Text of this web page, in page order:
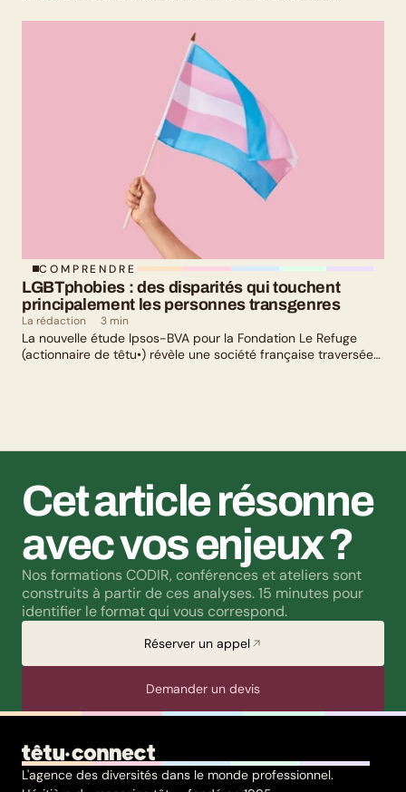
culturelle : il y en a pour tous les goûts !
COMPRENDRE
LGBTphobies : des disparités qui touchent
principalement les personnes transgenres
La rédaction 3 min
La nouvelle étude Ipsos-BVA pour la Fondation Le Refuge
(actionnaire de têtu•) révèle une société française traversée
Cet article résonne
avec vos enjeux ?
Nos formations CODIR, conférences et ateliers sont
construits à partir de ces analyses. 15 minutes pour
identifier le format qui vous correspond.
Réserver un appel
Demander un devis
L'agence des diversités dans le monde professionnel.